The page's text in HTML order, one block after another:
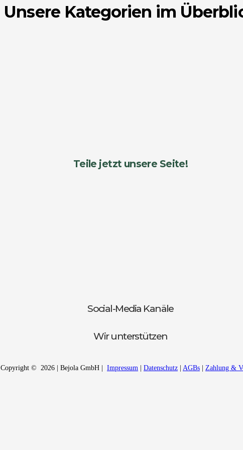
Unsere Kategorien im
Teile jetzt unsere Seite!
Social-Media Kanäle
Wir unterstützen
Copyright © 2026 | Bejola GmbH | Impressum Datenschutz AGBs Zahlung &